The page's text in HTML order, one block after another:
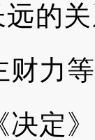
关
财力
决定